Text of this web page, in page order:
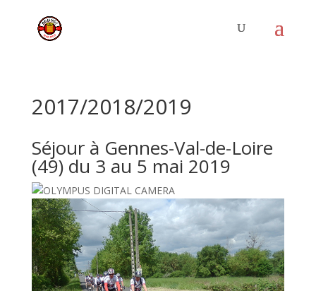
2017/2018/2019
Séjour à Gennes-Val-de-Loire
(49) du 3 au 5 mai 2019